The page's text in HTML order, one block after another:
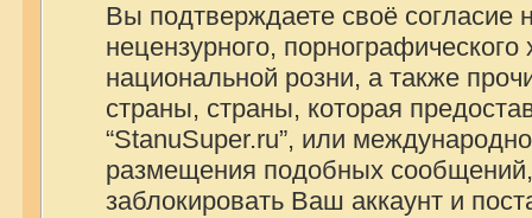
Вы подтверждаете своё согласие
нецензурного,
национальной розни, а также
страны, страны, которая
“StanuSuper.ru”, или
размещения подобных
заблокировать Ваш аккаунт и